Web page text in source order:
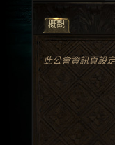
概觀
此公會資訊頁設